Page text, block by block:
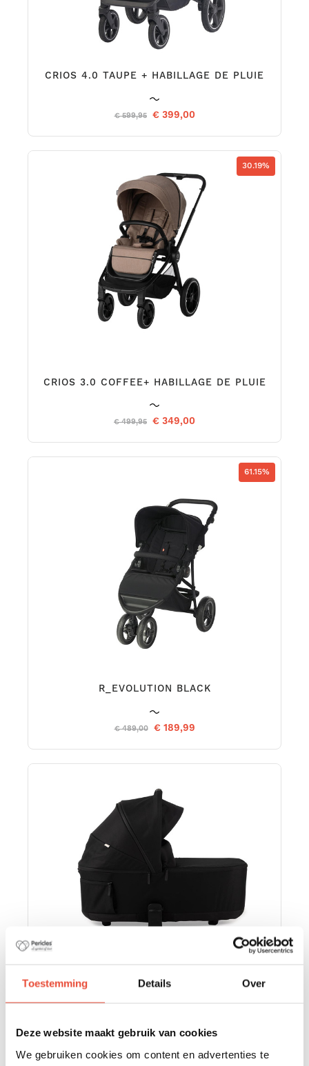
Toestemming Details Over
Deze website maakt gebruik van cookies
We gebruiken cookies om content en advertenties te
CRIOS 4.0 TAUPE + HABILLAGE DE PLUIE
€ 599,95 € 399,00
30.19%
CRIOS 3.0 COFFEE+ HABILLAGE DE PLUIE
€ 499,95 € 349,00
61.15%
R_EVOLUTION BLACK
€ 489,00 € 189,99
€ 269,95